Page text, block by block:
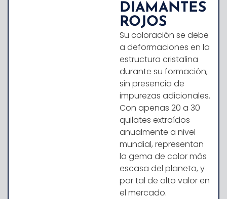
DIAMANTES
ROJOS
Su coloración se debe
a deformaciones en la
estructura cristalina
durante su formación,
sin presencia de
impurezas adicionales.
Con apenas 20 a 30
quilates extraídos
anualmente a nivel
mundial, representan
la gema de color más
escasa del planeta, y
por tal de alto valor en
el mercado.